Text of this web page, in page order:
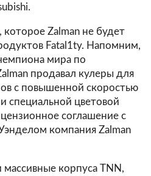
Zalman не будет
Fatal1ty. Напомним,
мира по
продавал кулеры для
с повышенной скоростью
специальной цветовой
соглашение с
компания Zalman
корпуса TNN,